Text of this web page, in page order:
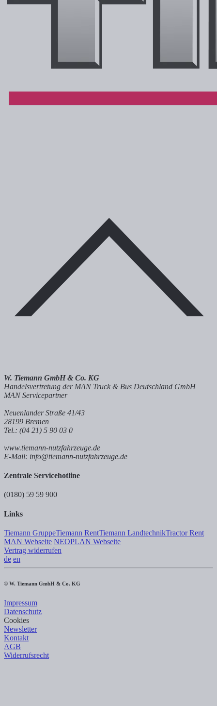
W. Tiemann GmbH & Co. KG
Handelsvertretung der MAN Truck & Bus Deutschland GmbH
MAN Servicepartner
Neuenlander Straße 41/43
28199 Bremen
Tel.: (04 21) 5 90 03 0
www.tiemann-nutzfahrzeuge.de
E-Mail: info@tiemann-nutzfahrzeuge.de
Zentrale Servicehotline
(0180) 59 59 900
Links
Tiemann GruppeTiemann RentTiemann LandtechnikTractor Rent
MAN Webseite NEOPLAN Webseite
Vertrag widerrufen
de en
© W. Tiemann GmbH & Co. KG
Impressum
Datenschutz
Cookies
Newsletter
Kontakt
AGB
Widerrufsrecht